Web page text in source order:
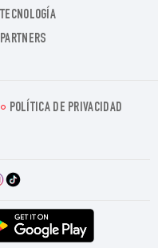
TECNOLOGÍA
PARTNERS
POLÍTICA DE PRIVACIDAD